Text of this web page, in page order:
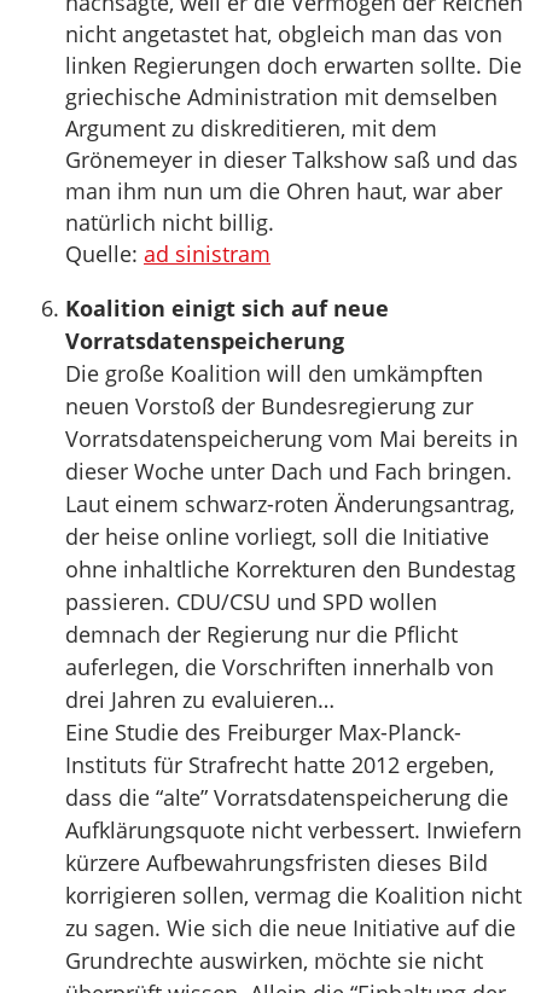
nicht angetastet hat, obgleich man das von
linken Regierungen doch erwarten sollte. Die
griechische Administration mit demselben
Argument zu diskreditieren, mit dem
Grönemeyer in dieser Talkshow saß und das
man ihm nun um die Ohren haut, war aber
natürlich nicht billig.
Quelle: ad sinistram
Koalition einigt sich auf neue
Vorratsdatenspeicherung
Die große Koalition will den umkämpften
neuen Vorstoß der Bundesregierung zur
Vorratsdatenspeicherung vom Mai bereits in
dieser Woche unter Dach und Fach bringen.
Laut einem schwarz-roten Änderungsantrag,
der heise online vorliegt, soll die Initiative
ohne inhaltliche Korrekturen den Bundestag
passieren. CDU/CSU und SPD wollen
demnach der Regierung nur die Pflicht
auferlegen, die Vorschriften innerhalb von
drei Jahren zu evaluieren…
Eine Studie des Freiburger Max-Planck-
Instituts für Strafrecht hatte 2012 ergeben,
dass die “alte” Vorratsdatenspeicherung die
Aufklärungsquote nicht verbessert. Inwiefern
kürzere Aufbewahrungsfristen dieses Bild
korrigieren sollen, vermag die Koalition nicht
zu sagen. Wie sich die neue Initiative auf die
Grundrechte auswirken, möchte sie nicht